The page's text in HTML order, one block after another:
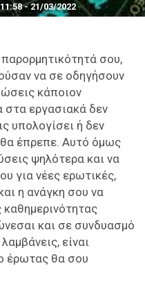
11:58 - 21/03/2022
σου,
να σε οδηγήσουν
κάποιον
στα εργασιακά δεν
υπολογίσει ή δεν
θα έπρεπε. Αυτό όμως
ψηλότερα και να
για νέες ερωτικές,
η ανάγκη σου να
καθημερινότητας
και σε συνδυασμό
είναι
έρωτας θα σου